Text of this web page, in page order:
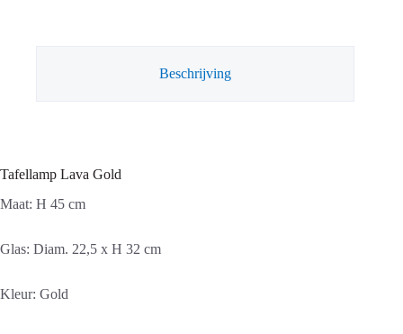
Beschrijving
Tafellamp Lava Gold
Maat: H 45 cm
Glas: Diam. 22,5 x H 32 cm
Kleur: Gold